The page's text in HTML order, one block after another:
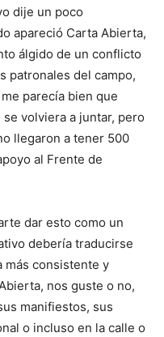
dije un poco
apareció Carta Abierta,
álgido de un conflicto
patronales del campo,
parecía bien que
volviera a juntar, pero
llegaron a tener 500
al Frente de
dar esto como un
debería traducirse
más consistente y
nos guste o no,
manifiestos, sus
o incluso en la calle o